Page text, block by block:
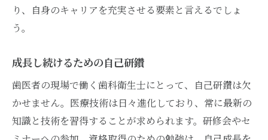
最新の歯科治療技術について
高齢化社会に対応する歯科医療
環境にやさしい歯科医療の推進
患者中心の医療モデルの浸透
り、自身のキャリアを充実させる要素と言えるでしょ
う。
成長し続けるための自己研鑽
歯医者の現場で働く歯科衛生士にとって、自己研鑽は欠
かせません。医療技術は日々進化しており、常に最新の
知識と技術を習得することが求められます。研修会やセ